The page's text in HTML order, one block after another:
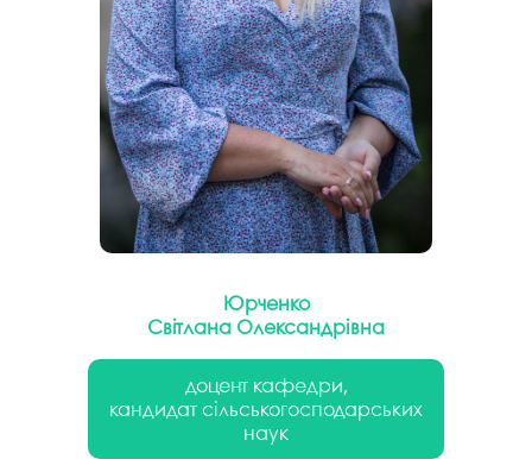
Юрченко
Світлана Олександрівна
доцент кафедри,
кандидат сільськогосподарських
наук